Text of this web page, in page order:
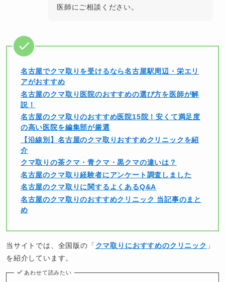
医師にご相談ください。
名古屋でクマ取りを受けるなら名古屋駅周辺・栄エリ
アがおすすめ
名古屋のクマ取り医院のおすすめの選び方を医師が解
説！
名古屋のクマ取りのおすすめ医院15院！安くて満足度
の高い医院を編集部が厳選
【沿線別】名古屋のクマ取りおすすめクリニックを紹
介
クマ取りの茶クマ・青クマ・黒クマの違いは？
名古屋のクマ取り経験者にアンケート調査しました
名古屋のクマ取りに関するよくあるQ&A
名古屋のクマ取りのおすすめクリニック 当記事のまと
め
当サイトでは、全国版の「 クマ取りにおすすめのクリニック 」
を紹介しています。
あわせて読みたい